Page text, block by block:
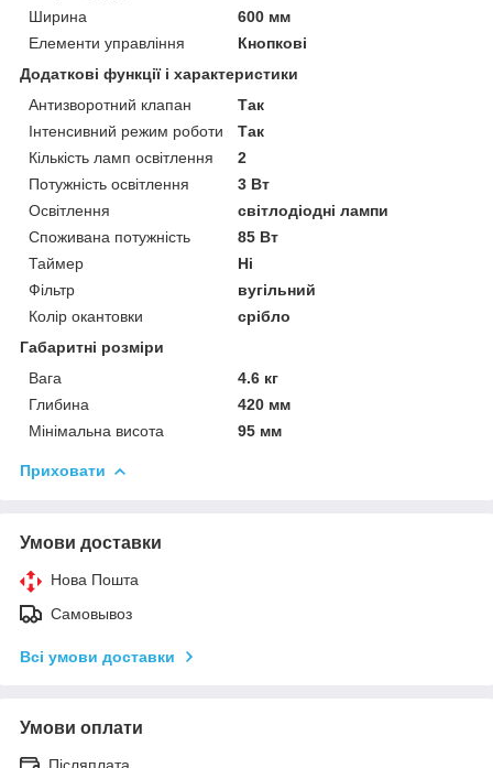
Ширина
600 мм
Елементи управління
Кнопкові
Додаткові функції і характеристики
Антизворотний клапан
Так
Інтенсивний режим роботи
Так
Кількість ламп освітлення
2
Потужність освітлення
3 Вт
Освітлення
світлодіодні лампи
Споживана потужність
85 Вт
Таймер
Ні
Фільтр
вугільний
Колір окантовки
срібло
Габаритні розміри
Вага
4.6 кг
Глибина
420 мм
Мінімальна висота
95 мм
Приховати
Умови доставки
Нова Пошта
Самовывоз
Всі умови доставки
Умови оплати
Післяплата